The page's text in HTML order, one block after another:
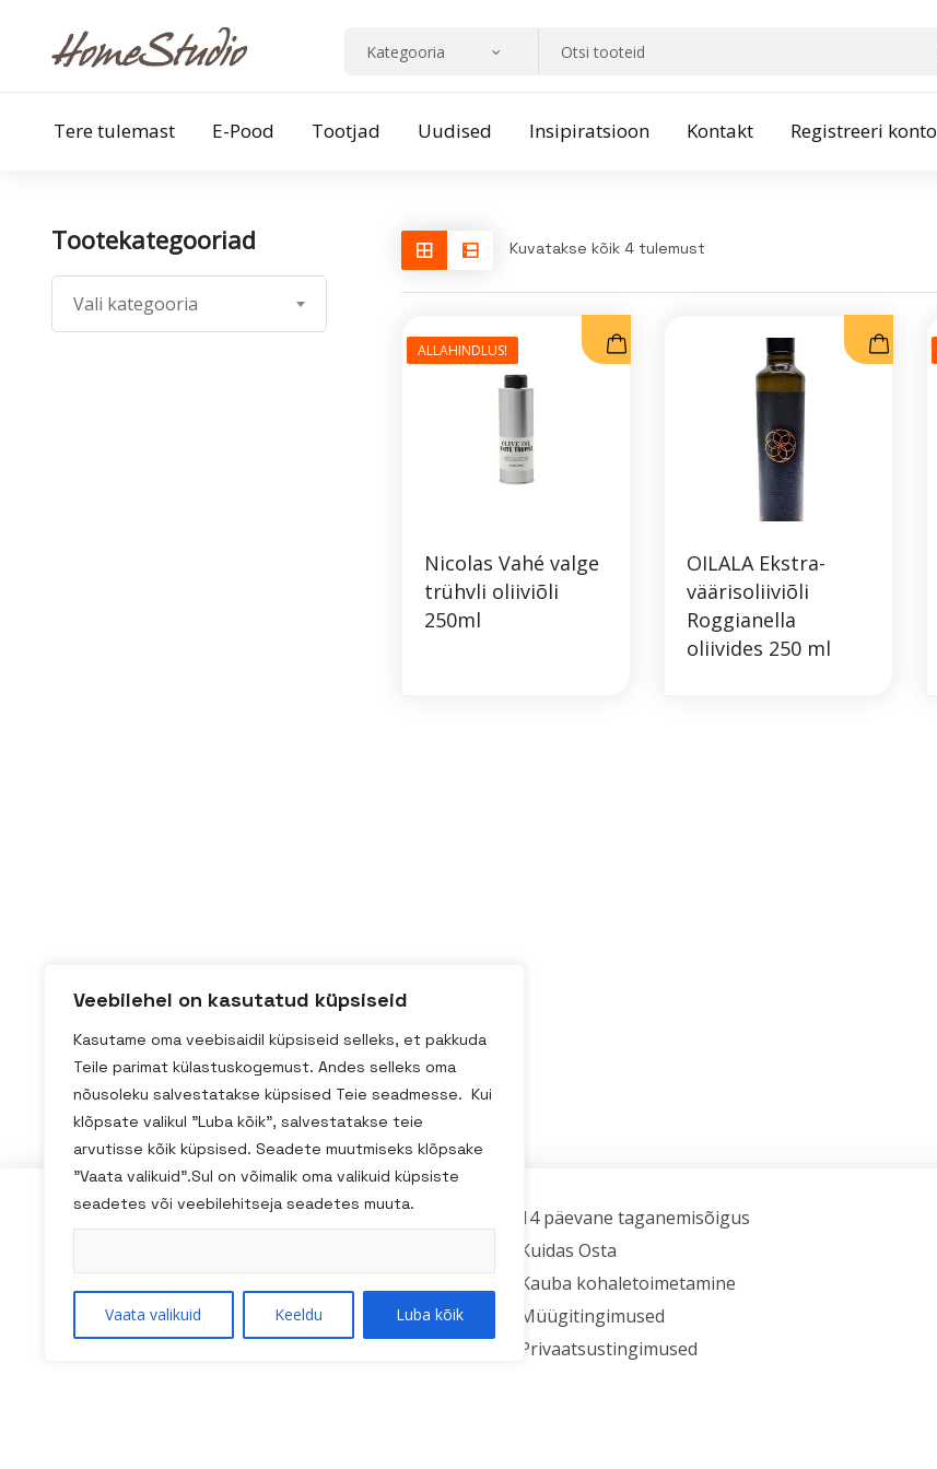
Veebilehel on kasutatud küpsiseid
Kasutame oma veebisaidil küpsiseid selleks, et pakkuda
Teile parimat külastuskogemust. Andes selleks oma
nõusoleku salvestatakse küpsised Teie seadmesse. Kui
klõpsate valikul "Luba kõik", salvestatakse teie
arvutisse kõik küpsised. Seadete muutmiseks klõpsake
"Vaata valikuid".Sul on võimalik oma valikuid küpsiste
seadetes või veebilehitseja seadetes muuta.
Vaata valikuid Keeldu Luba kõik
Tere tulemast E-Pood Tootjad Uudised Insipiratsioon Kontakt Registreeri konto
Tootekategooriad
Vali kategooria
Kuvatakse kõik 4 tulemust
ALLAHINDLUS!
Nicolas Vahé valge
trühvli oliiviõli
250ml
OILALA Ekstra-
väärisoliiviõli
Roggianella
oliivides 250 ml
Kadaka tee 3/2, Tallinn
homestudio@homestudio.ee
+ 372 59031518
14 päevane taganemisõigus
Kuidas Osta
Kauba kohaletoimetamine
Müügitingimused
Privaatsustingimused